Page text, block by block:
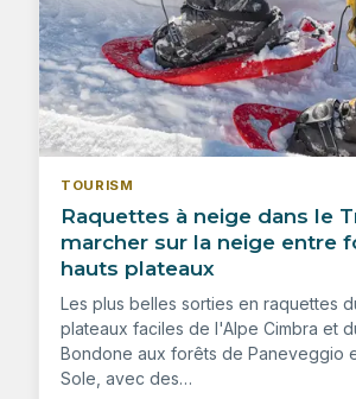
TOURISM
Raquettes à neige dans le
marcher sur la neige entre
hauts plateaux
Les plus belles sorties en raquettes
plateaux faciles de l'Alpe Cimbra et
Bondone aux forêts de Paneveggio
Sole, avec des…